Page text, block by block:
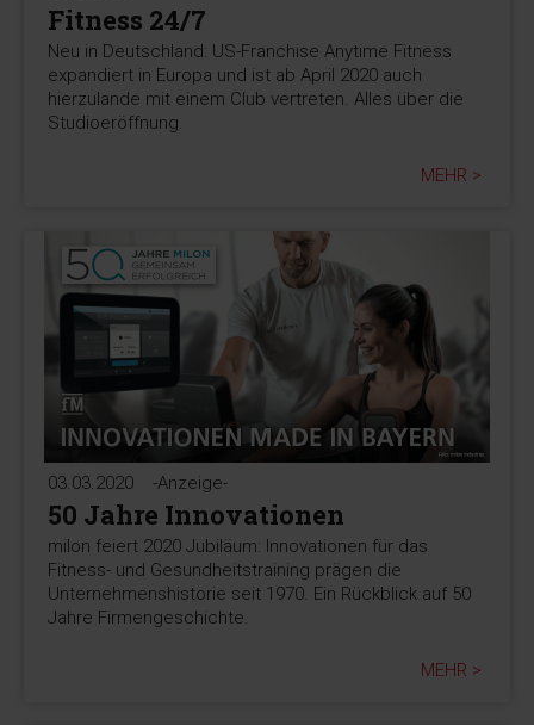
Fitness 24/7
Neu in Deutschland: US-Franchise Anytime Fitness
expandiert in Europa und ist ab April 2020 auch
hierzulande mit einem Club vertreten. Alles über die
Studioeröffnung.
MEHR >
03.03.2020 -Anzeige-
50 Jahre Innovationen
milon feiert 2020 Jubiläum: Innovationen für das
Fitness- und Gesundheitstraining prägen die
Unternehmenshistorie seit 1970. Ein Rückblick auf 50
Jahre Firmengeschichte.
MEHR >